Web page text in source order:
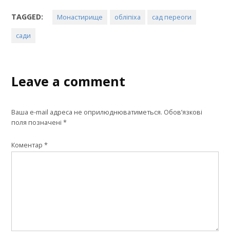
TAGGED: Монастирище обліпіха сад переоги
сади
Leave a comment
Ваша e-mail адреса не оприлюднюватиметься. Обов’язкові
поля позначені*
Коментар*